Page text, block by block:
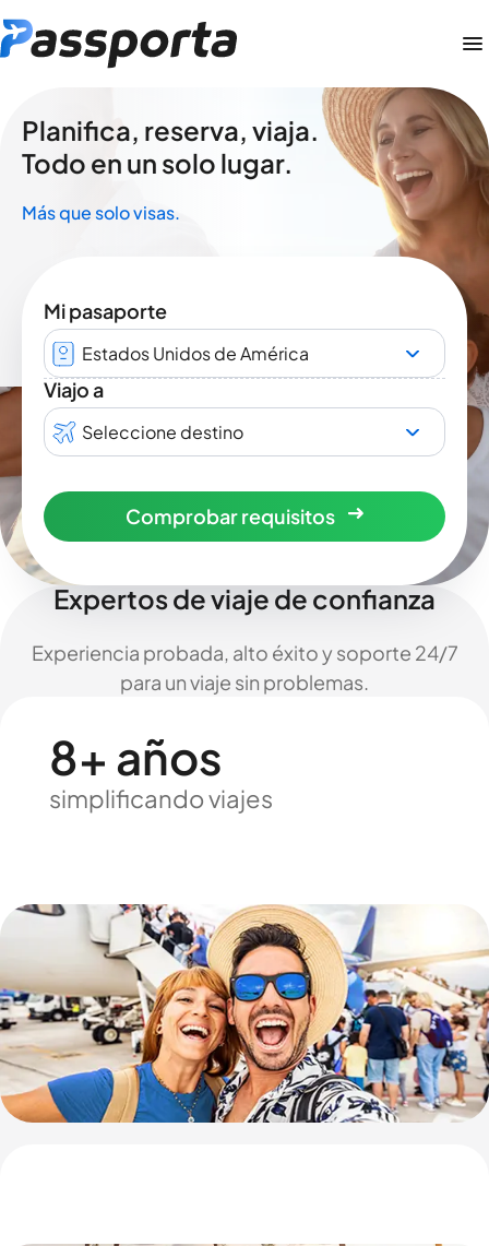
Planifica, reserva, viaja.
Todo en un solo lugar.
Más que solo visas.
Mi pasaporte
Estados Unidos de América
Viajo a
Seleccione destino
Comprobar requisitos
Expertos de viaje de confianza
Experiencia probada, alto éxito y soporte 24/7
para un viaje sin problemas.
8+ años
simplificando viajes